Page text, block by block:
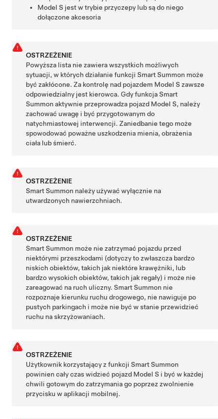
Model S jest w trybie przyczepy lub są do niego
dołączone akcesoria
OSTRZEŻENIE
Powyższa lista nie zawiera wszystkich możliwych
sytuacji, w których działanie funkcjiSmart Summon może
być zakłócone. Za kontrolę nad pojazdem Model S zawsze
odpowiedzialny jest kierowca. Gdy funkcjaSmart
Summon aktywnie przeprowadza pojazd Model S, należy
zachować uwagę i być przygotowanym do
natychmiastowej interwencji. Zaniedbanie tego może
spowodować poważne uszkodzenia mienia, obrażenia
ciała lub śmierć.
OSTRZEŻENIE
Smart Summon należy używać wyłącznie na
utwardzonych nawierzchniach.
OSTRZEŻENIE
Smart Summon może nie zatrzymać pojazdu przed
niektórymi przeszkodami (dotyczy to zwłaszcza bardzo
niskich obiektów, takich jak niektóre krawężniki, lub
bardzo wysokich obiektów, takich jak regały) i może nie
zareagować na ruch uliczny.Smart Summon nie
rozpoznaje kierunku ruchu drogowego, nie nawiguje po
pustych parkingach i może nie być w stanie przewidzieć
ruchu na skrzyżowaniach.
OSTRZEŻENIE
Użytkownik korzystający z funkcji SmartSummon
powinien cały czas widzieć pojazd Model S i być w każdej
chwili gotowym do zatrzymania go poprzez zwolnienie
przycisku w aplikacji mobilnej.